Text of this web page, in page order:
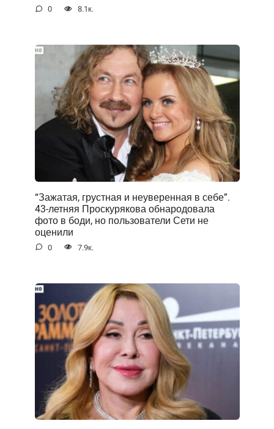
0 8.1к.
“Зажатая, грустная и неуверенная в себе”.
43-летняя Проскурякова обнародовала
фото в боди, но пользователи Сети не
оценили
0 7.9к.